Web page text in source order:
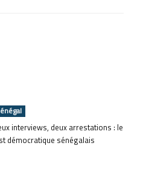
interviews, deux arrestations : le
démocratique sénégalais